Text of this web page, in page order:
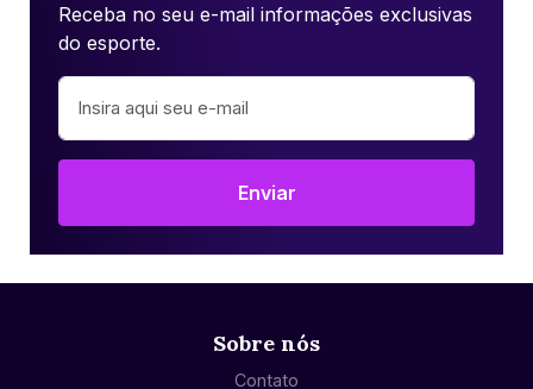
Receba no seu e-mail informações exclusivas
do esporte.
Enviar
Sobre nós
Contato